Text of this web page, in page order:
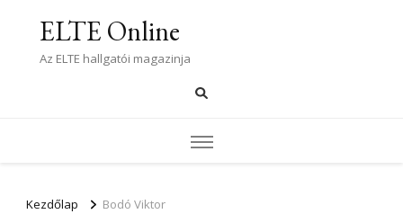
ELTE Online
Az ELTE hallgatói magazinja
Kezdőlap Bodó Viktor